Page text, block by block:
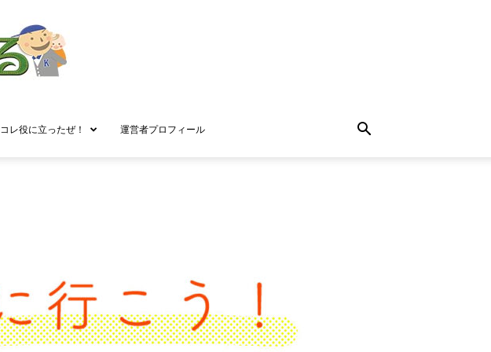
コレ役に立ったぜ！ 運営者プロフィール